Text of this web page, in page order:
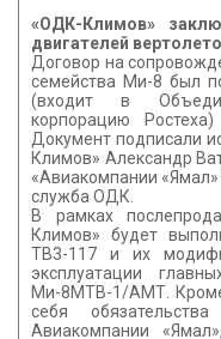
ПРЕССА
МЕДИА
КОНТАКТЫ
«ОДК-Климов»
двигателей
Договор на
семейства Ми-8 был
(входит в
корпорацию
Документ подписали
Климов» Александр
«Авиакомпании
служба ОДК.
В рамках
Климов» будет
ТВ3-117 и их
эксплуатации
Ми-8МТВ-1/АМТ.
себя
Авиакомпании